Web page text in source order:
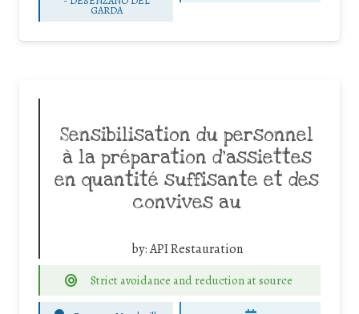
GARDA
Sensibilisation du personnel
à la préparation d’assiettes
en quantité suffisante et des
convives au
by:API Restauration
Strict avoidance and reduction at source